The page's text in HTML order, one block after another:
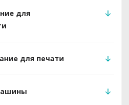
для
для печати